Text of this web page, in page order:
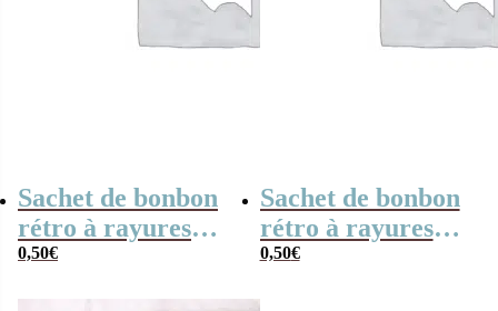
Sachet de bonbon
rétro à rayures
roses et blanches
0,50€
Sachet de bonbon
rétro à rayures
rouges et blanches
0,50€